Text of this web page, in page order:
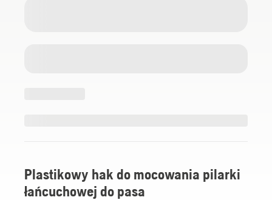
Plastikowy hak do mocowania pilarki
łańcuchowej do pasa